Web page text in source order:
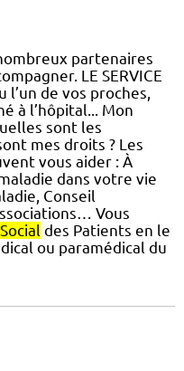
partenaires
LE SERVICE
l’un de vos proches,
à l’hôpital... Mon
sont les
mes droits ? Les
vous aider : À
dans votre vie
Conseil
Vous
Social des Patients en le
ou paramédical du